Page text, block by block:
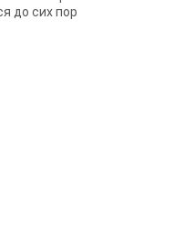
до сих пор